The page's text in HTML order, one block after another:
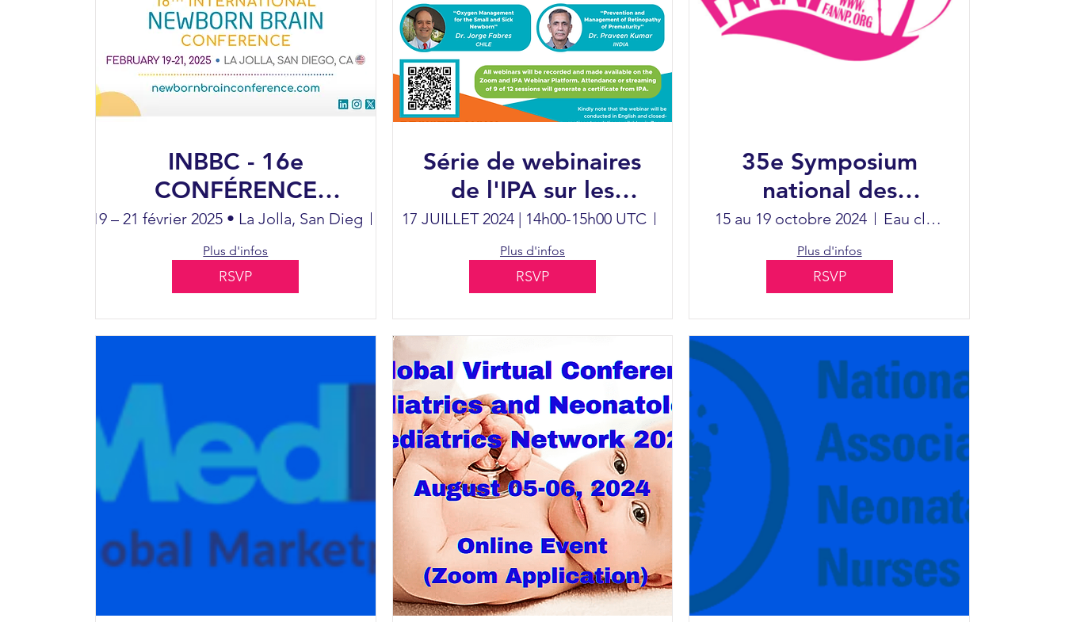
INBBC - 16e
CONFÉRENCE
INTERNATIONALE
SUR LE CERVEAU
DU NOUVEAU-NÉ
19 – 21 février 2025 • La Jolla, San Dieg San Diego
Plus d'infos
RSVP
Série de webinaires
de l'IPA sur les
nouveau-nés :
l'oxygène et le
nouveau-né petit et
17 JUILLET 2024 | 14h00-15h00 UTC Webinaire en ligne via Zoom
Plus d'infos
RSVP
35e Symposium
national des
infirmières
praticiennes en
néonatalogie : mise
cliniques
15 au 19 octobre 2024 Eau claire
Plus d'infos
RSVP